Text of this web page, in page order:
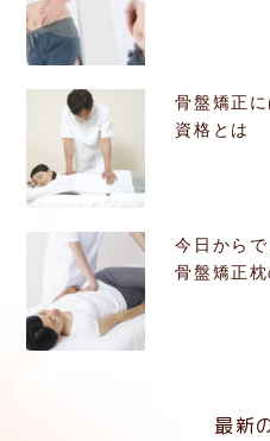
骨盤矯正
資格とは
今日から
骨盤矯正
最新